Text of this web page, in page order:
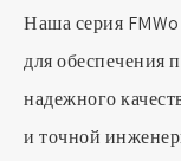
Наша серия
для обеспечения
надежного
и точной